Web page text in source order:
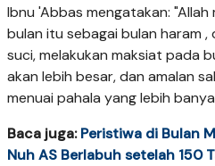
Ibnu 'Abbas mengatakan:
bulan itu sebagai bulan haram ,
suci, melakukan maksiat pada
akan lebih besar, dan amalan
menuai pahala yang lebih
Baca juga:Peristiwa di Bulan
Nuh AS Berlabuh setelah 150